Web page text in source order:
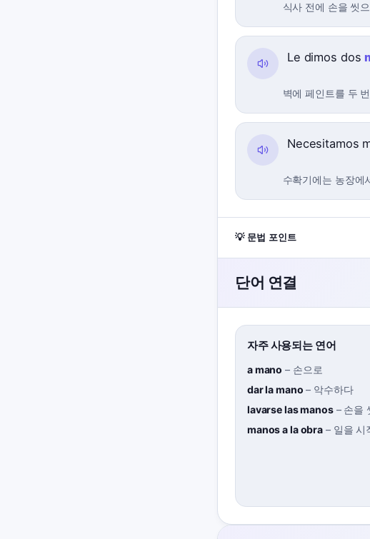
식사 전에 손을 씻
Le dimos dos
벽에 페인트를 두
Necesitamos
수확기에는 농장에
💡 문법 포인트
단어 연결
자주 사용되는 연어
a mano – 손으로
dar la mano – 악수하다
lavarse las manos– 손을
manos a la obra – 일을 시